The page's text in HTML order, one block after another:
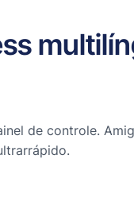
de controle.